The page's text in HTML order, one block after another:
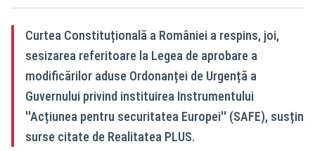
Curtea Constituțională a României a respins, joi,
sesizarea referitoare la Legea de aprobare a
modificărilor aduse Ordonanței de Urgență a
Guvernului privind instituirea Instrumentului
''Acțiunea pentru securitatea Europei'' (SAFE), susțin
surse citate de Realitatea PLUS.